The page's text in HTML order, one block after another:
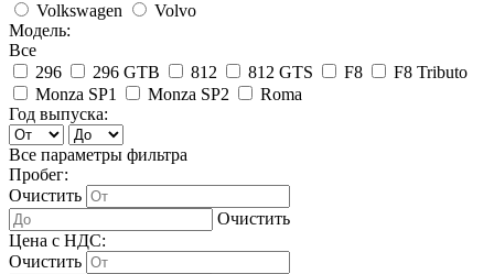
Volkswagen
Volvo
Модель:
Все
296
296 GTB 812 812 GTS F8
F8 Tributo
Monza SP1
Monza SP2
Roma
Год выпуска:
Все параметры фильтра
Пробег:
Очистить
Очистить
Цена с НДС:
Очистить